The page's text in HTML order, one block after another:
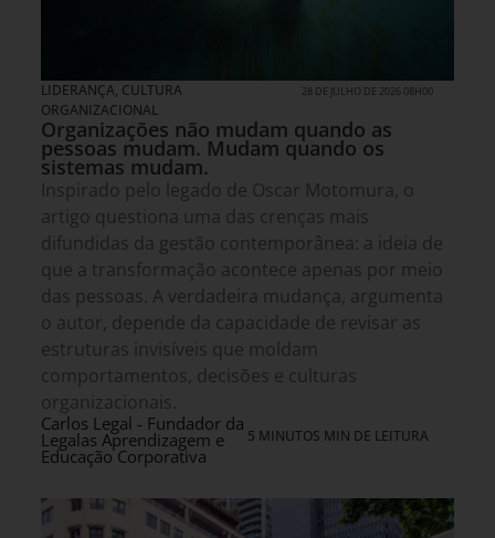
LIDERANÇA, CULTURA
ORGANIZACIONAL
28 DE JULHO DE 2026 08H00
Organizações não mudam quando as
pessoas mudam. Mudam quando os
sistemas mudam.
Inspirado pelo legado de Oscar Motomura, o
artigo questiona uma das crenças mais
difundidas da gestão contemporânea: a ideia de
que a transformação acontece apenas por meio
das pessoas. A verdadeira mudança, argumenta
o autor, depende da capacidade de revisar as
estruturas invisíveis que moldam
comportamentos, decisões e culturas
organizacionais.
Carlos Legal - Fundador da
Legalas Aprendizagem e
Educação Corporativa
5 MINUTOS MIN DE LEITURA